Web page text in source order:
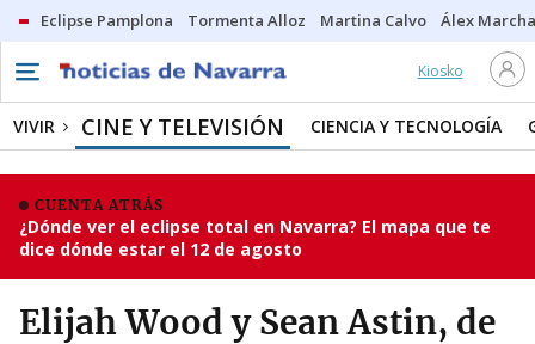
Eclipse Pamplona Tormenta Alloz Martina Calvo Álex
Kiosko
VIVIR CINE Y TELEVISIÓN CIENCIA Y TECNOLOGÍA
CUENTA ATRÁS
¿Dónde ver el eclipse total en Navarra? El mapa que te
dice dónde estar el 12 de agosto
Elijah Wood y Sean Astin, de